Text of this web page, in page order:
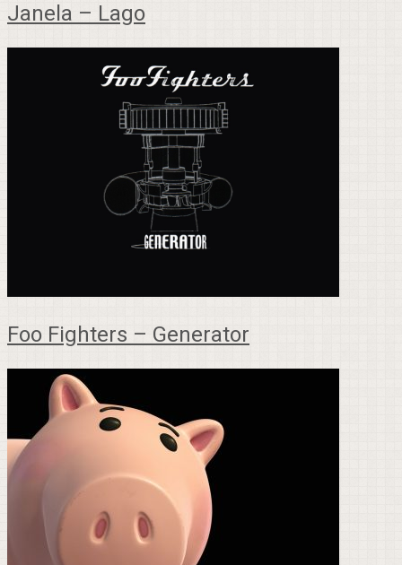
Janela – Lago
Foo Fighters – Generator